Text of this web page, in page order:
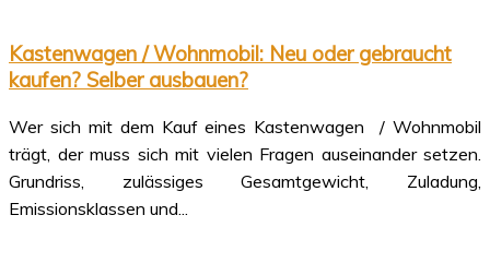
Kastenwagen / Wohnmobil: Neu oder gebraucht
kaufen? Selber ausbauen?
Wer sich mit dem Kauf eines Kastenwagen / Wohnmobil
trägt, der muss sich mit vielen Fragen auseinander setzen.
Grundriss, zulässiges Gesamtgewicht, Zuladung,
Emissionsklassen und...